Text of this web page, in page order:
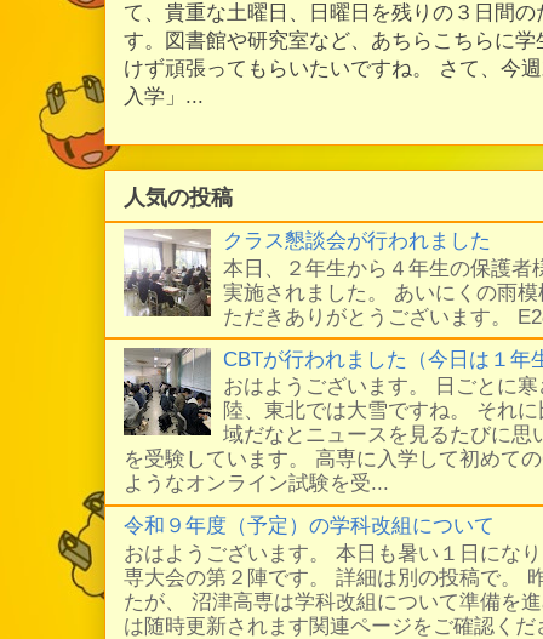
て、貴重な土曜日、日曜日を残りの３日間
す。図書館や研究室など、あちらこちらに
けず頑張ってもらいたいですね。 さて、今
入学」...
人気の投稿
クラス懇談会が行われました
本日、２年生から４年生の保護者
実施されました。 あいにくの雨
ただきありがとうございます。
CBTが行われました（今日は１年
おはようございます。 日ごとに
陸、東北では大雪ですね。 それ
域だなとニュースを見るたびに思
を受験しています。 高専に入学して初めて
ようなオンライン試験を受...
令和９年度（予定）の学科改組について
おはようございます。 本日も暑い１日にな
専大会の第２陣です。 詳細は別の投稿で。
たが、 沼津高専は学科改組について準備を
は随時更新されます関連ページをご確認く